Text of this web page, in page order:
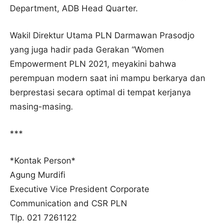
Department, ADB Head Quarter.
Wakil Direktur Utama PLN Darmawan Prasodjo
yang juga hadir pada Gerakan “Women
Empowerment PLN 2021, meyakini bahwa
perempuan modern saat ini mampu berkarya dan
berprestasi secara optimal di tempat kerjanya
masing-masing.
***
*Kontak Person*
Agung Murdifi
Executive Vice President Corporate
Communication and CSR PLN
Tlp. 021 7261122